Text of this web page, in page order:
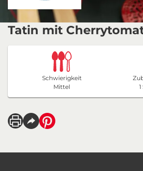
Tatin mit
Schwierigkeit
Mittel